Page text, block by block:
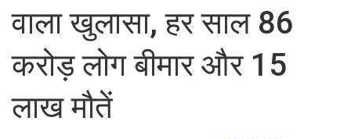
वाला खुलासा, हर साल 86
करोड़ लोग बीमार और 15
लाख मौतें